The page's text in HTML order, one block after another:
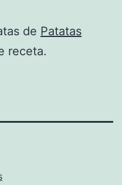
de Patatas
receta.